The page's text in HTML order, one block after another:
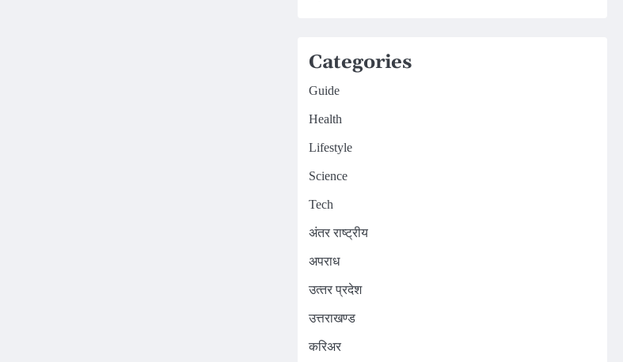
Categories
Guide
Health
Lifestyle
Science
Tech
अंतर राष्ट्रीय
अपराध
उत्‍तर प्रदेश
उत्तराखण्ड
करिअर